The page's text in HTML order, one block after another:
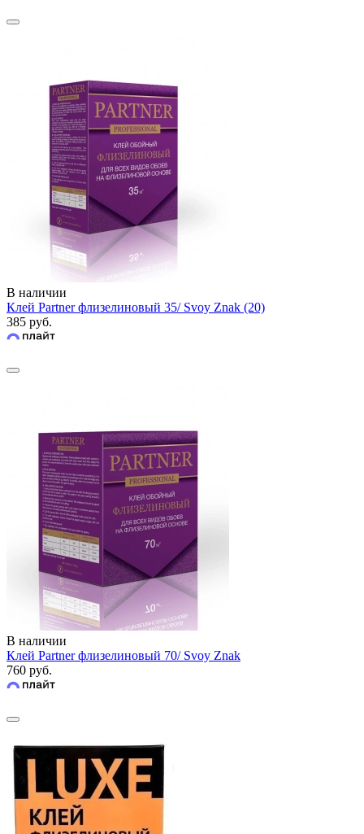
В наличии
Клей Partner флизелиновый 35/ Svoy Znak (20)
385 руб.
В наличии
Клей Partner флизелиновый 70/ Svoy Znak
760 руб.